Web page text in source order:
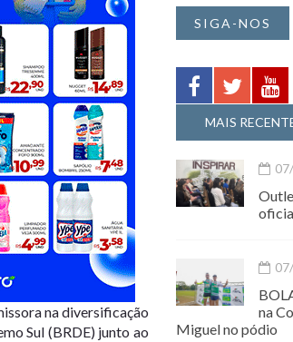
na diversificação
Sul (BRDE) junto ao
SIGA-NOS
MAIS
na
Miguel no pódio